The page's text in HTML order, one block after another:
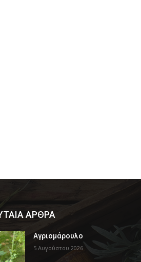
ΑΡΘΡΑ
Αγριομάρουλο
5 Αυγούστου 2026